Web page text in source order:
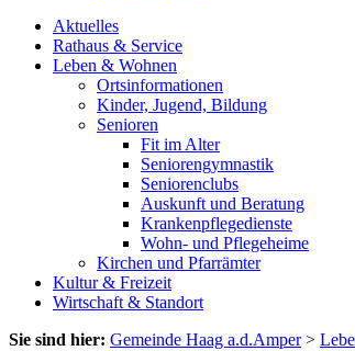
Aktuelles
Rathaus & Service
Leben & Wohnen
Ortsinformationen
Kinder, Jugend, Bildung
Senioren
Fit im Alter
Seniorengymnastik
Seniorenclubs
Auskunft und Beratung
Krankenpflegedienste
Wohn- und Pflegeheime
Kirchen und Pfarrämter
Kultur & Freizeit
Wirtschaft & Standort
Sie sind hier: Gemeinde Haag a.d.Amper>